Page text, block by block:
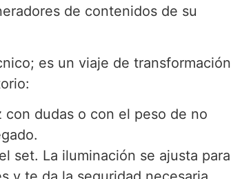
de contenidos de su
es un viaje de transformación
dudas o con el peso de no
set. La iluminación se ajusta para